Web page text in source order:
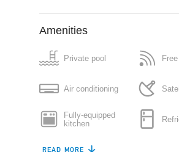
Amenities
Private pool
Air conditioning
Fully-equipped
kitchen
Dishwasher
READ MORE